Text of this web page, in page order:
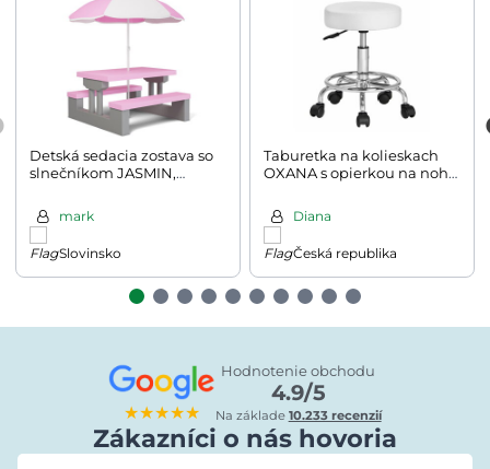
Detská sedacia zostava so
slnečníkom JASMIN,
šedá mark
Slovinsko
Taburetka na kolieskach
OXANA s opierkou na nohy,
Diana
Česká republika
★★★★★
Hodnotenie obchodu
4.9/5
Na základe 10.233 recenzií
Zákazníci o nás hovoria